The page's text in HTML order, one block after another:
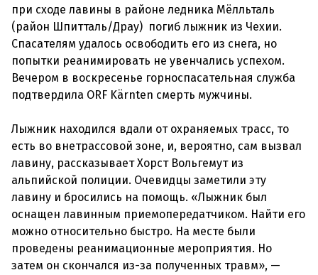
при сходе лавины в районе ледника Мёлльталь
(район Шпитталь/Драу) погиб лыжник из Чехии.
Спасателям удалось освободить его из снега, но
попытки реанимировать не увенчались успехом.
Вечером в воскресенье горноспасательная служба
подтвердила ORF Kärnten смерть мужчины.
Лыжник находился вдали от охраняемых трасс, то
есть во внетрассовой зоне, и, вероятно, сам вызвал
лавину, рассказывает Хорст Вольгемут из
альпийской полиции. Очевидцы заметили эту
лавину и бросились на помощь. «Лыжник был
оснащен лавинным приемопередатчиком. Найти его
можно относительно быстро. На месте были
проведены реанимационные мероприятия. Но
затем он скончался из-за полученных травм», —